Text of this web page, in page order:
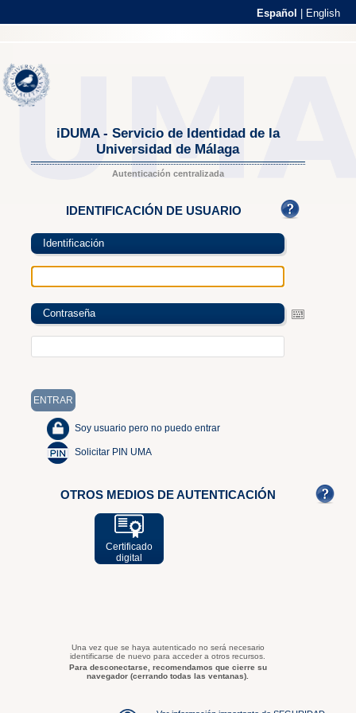
Español English
iDUMA - Servicio de Identidad de la
Universidad de Málaga
Autenticación centralizada
IDENTIFICACIÓN DE USUARIO
Identificación
Contraseña
Soy usuario pero no puedo entrar
Solicitar PIN UMA
OTROS MEDIOS DE AUTENTICACIÓN
Certificado
digital
Una vez que se haya autenticado no será necesario
identificarse de nuevo para acceder a otros recursos.
Para desconectarse, recomendamos que cierre su
navegador (cerrando todas las ventanas).